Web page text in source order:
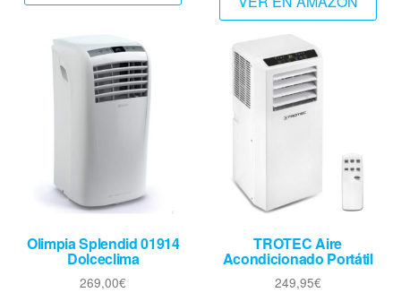
Olimpia Splendid 01914
Dolceclima
269,00€
TROTEC Aire
Acondicionado Portátil
249,95€